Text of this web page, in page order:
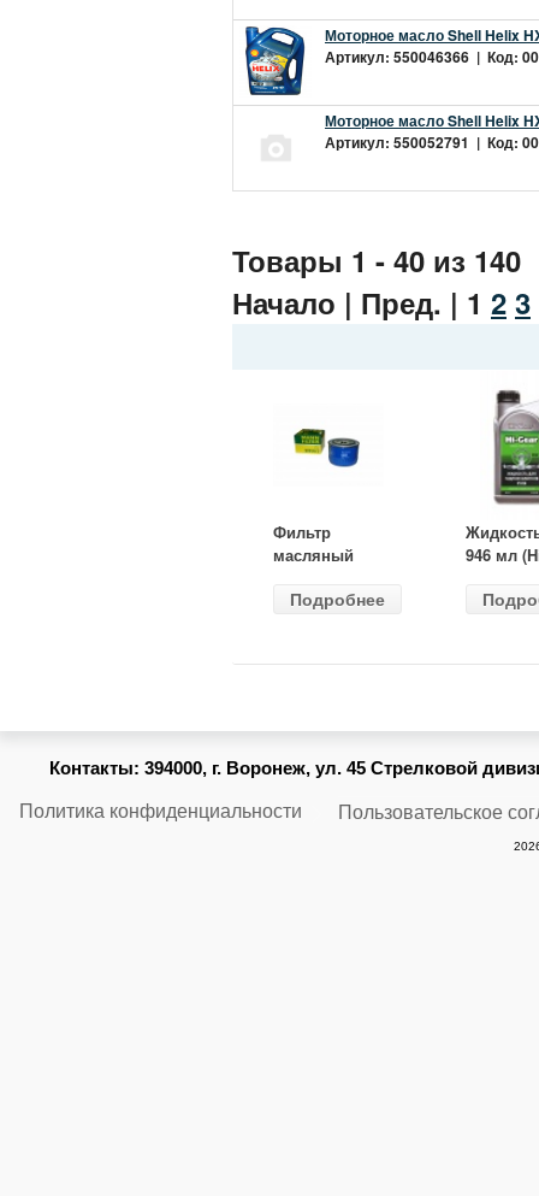
Моторное масло Shell Helix
Артикул: 550046366 | Код:
Моторное масло Shell Helix
Артикул: 550052791 | Код:
Товары 1 - 40 из 140
Начало | Пред. | 1 2 3
Фильтр
масляный
(MANN) W
Подробнее
946 мл
Контакты: 394000, г. Воронеж, ул. 45 Стрелковой
Политика конфиденциальности Пользовательское